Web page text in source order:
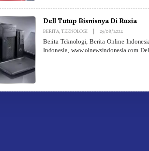
Dell Tutup Bisnisnya Di Rusia
BERITA,TEKNOLOGI | 29/08/2022By
Berita Teknologi, Berita Online
Indonesia, www.olnewsindonesia.com